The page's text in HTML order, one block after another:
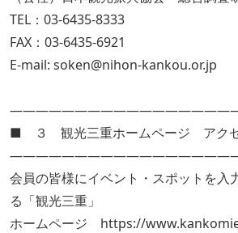
TEL：03-6435-8333
FAX：03-6435-6921
E-mail: soken@nihon-kankou.or.jp
■ ３ 観光三重ホームページ アクセ
会員の皆様にイベント・スポットを入
る「観光三重」
ホームページ https://